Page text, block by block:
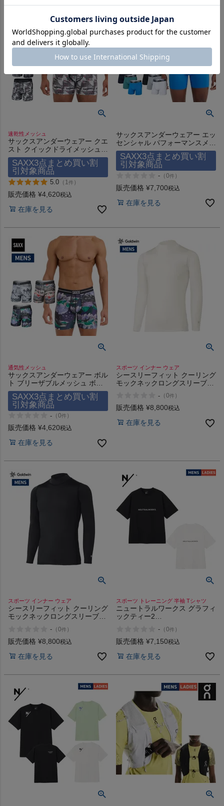
速乾性メッシュ
サックスアンダーウェアー クエ
スト クイックドライメッシュ
ボクサーブリーフ SAXX
UNDERWEAR QUEST QUICK
DRY MESH BOXER BRIEF FLY
SAXX3点まとめ買い割
引対象商品
5.0 （ 1件 ）
販売価格 ¥4,620税込
在庫を見る
サックスアンダーウェアー エッ
センシャル パフォーマンスメッ
シュ ボクサーブリーフ 3枚組
SAXX UNDERWEAR
ESSENTIAL PERFORMANCE
MESH BOXER BRIEF FLY 3PK
SAXX3点まとめ買い割
引対象商品
- （0件 ）
販売価格 ¥7,700税込
在庫を見る
通気性メッシュ
サックスアンダーウェアー ボル
ト ブリーザブルメッシュ ボク
サーブリーフ SAXX
UNDERWEAR VOLT
BREATHABLE MESH
SAXX3点まとめ買い割
引対象商品
- （0件 ）
販売価格 ¥4,620税込
在庫を見る
スポーツ インナー ウェア
シースリーフィット クーリング
モックネックロングスリーブ
- （0件 ）
販売価格 ¥8,800税込
在庫を見る
スポーツ インナー ウェア
シースリーフィット クーリング
モックネックロングスリーブ
- （0件 ）
販売価格 ¥8,800税込
在庫を見る
スポーツ トレーニング 半袖 Tシャツ
ニュートラルワークス グラフィ
ックティー2
- （0件 ）
販売価格 ¥7,150税込
在庫を見る